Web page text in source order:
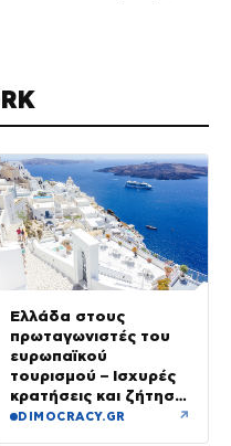
Ελλάδα στους
πρωταγωνιστές του
ευρωπαϊκού
τουρισμού – Ισχυρές
κρατήσεις και ζήτηση
πέρα από το
DIMOCRACY.GR ↗